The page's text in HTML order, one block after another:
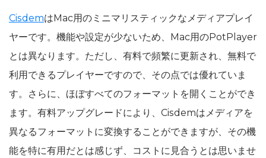
CisdemはMac用のミニマリスティックなメディアプレイ
ヤーです。機能や設定が少ないため、Mac用のPotPlayer
とは異なります。ただし、有料で頻繁に更新され、無料で
利用できるプレイヤーですので、その点では優れていま
す。さらに、ほぼすべてのフォーマットを開くことができ
ます。有料アップグレードにより、Cisdemはメディアを
異なるフォーマットに変換することができますが、その機
能を特に有用だとは感じず、コストに見合うとは思いませ